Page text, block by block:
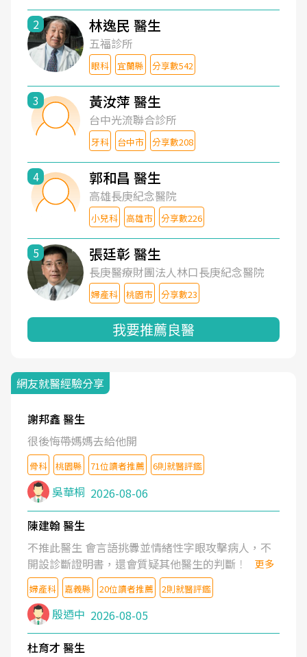
2 林逸民 醫生
五福診所
眼科 宜蘭縣 分享數542
3 黃汝萍 醫生
台中光流聯合診所
牙科 台中市 分享數208
4 郭和昌 醫生
高雄長庚紀念醫院
小兒科 高雄市 分享數226
5 張廷彰 醫生
長庚醫療財團法人林口長庚紀念醫院
婦產科 桃園市 分享數23
我要推薦良醫
網友就醫經驗分享
謝邦鑫 醫生
很後悔帶媽媽去給他開
骨科 桃園縣 71位讀者推薦 6則就醫評鑑
吳華桐 2026-08-06
陳建翰 醫生
不推此醫生 會言語挑釁並情緒性字眼攻擊病人，不
開設診斷證明書，還會質疑其他醫生的判斷！
更多
婦產科 嘉義縣 20位讀者推薦 2則就醫評鑑
殷迺中 2026-08-05
杜育才 醫生